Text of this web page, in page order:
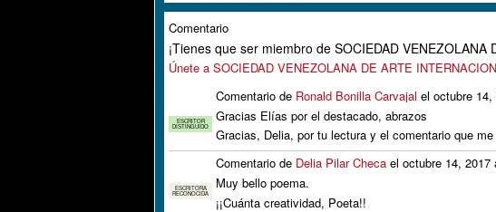
Comentario
¡Tienes que ser miembro de SOCIEDAD
Únete a SOCIEDAD VENEZOLANA DE ARTE
ESCRITOR
DISTINGUIDO
Comentario de Ronald Bonilla Carvajal el octubre
Gracias Elías por el destacado, abrazos
Gracias, Delia, por tu lectura y el comentario que
ESCRITORA
RECONOCIDA
Comentario de Delia Pilar Checa el octubre 14, 2017
Muy bello poema.
¡¡Cuánta creatividad, Poeta!!